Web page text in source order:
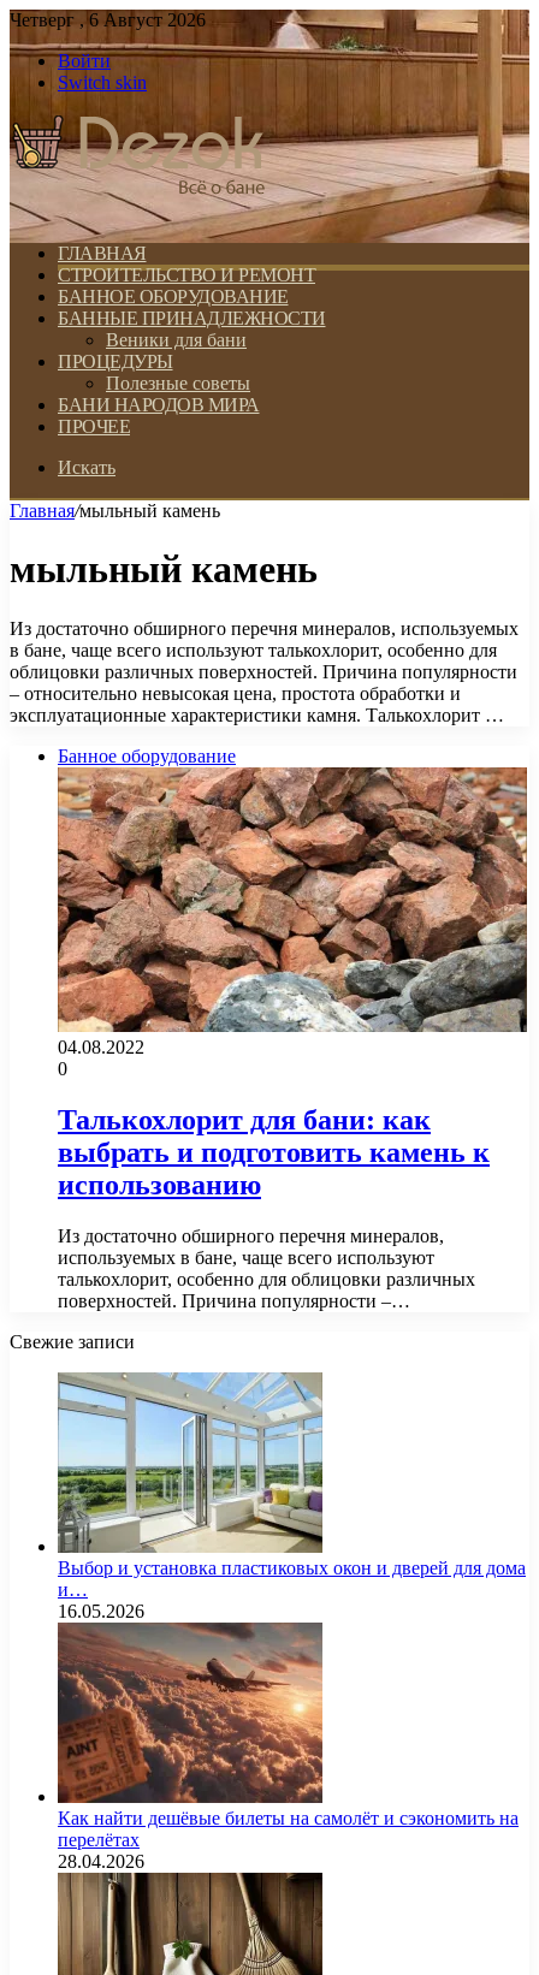
Четверг , 6 Август 2026
Войти
Switch skin
ГЛАВНАЯ
СТРОИТЕЛЬСТВО И РЕМОНТ
БАННОЕ ОБОРУДОВАНИЕ
БАННЫЕ ПРИНАДЛЕЖНОСТИ
Веники для бани
ПРОЦЕДУРЫ
Полезные советы
БАНИ НАРОДОВ МИРА
ПРОЧЕЕ
Искать
Главная/мыльный камень
мыльный камень
Из достаточно обширного перечня минералов, используемых
в бане, чаще всего используют талькохлорит, особенно для
облицовки различных поверхностей. Причина популярности
– относительно невысокая цена, простота обработки и
эксплуатационные характеристики камня. Талькохлорит …
Банное оборудование
04.08.2022
0
Талькохлорит для бани: как
выбрать и подготовить камень к
использованию
Из достаточно обширного перечня минералов,
используемых в бане, чаще всего используют
талькохлорит, особенно для облицовки различных
поверхностей. Причина популярности –…
Свежие записи
Выбор и установка пластиковых окон и дверей для дома
и…
16.05.2026
Как найти дешёвые билеты на самолёт и сэкономить на
перелётах
28.04.2026